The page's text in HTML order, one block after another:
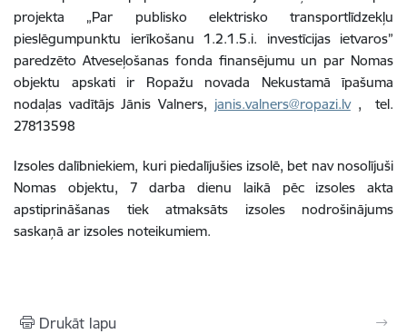
projekta „Par publisko elektrisko transportlīdzekļu
pieslēgumpunktu ierīkošanu 1.2.1.5.i. investīcijas ietvaros”
paredzēto Atveseļošanas fonda finansējumu un par Nomas
objektu apskati ir Ropažu novada Nekustamā īpašuma
nodaļas vadītājs Jānis Valners, janis.valners@ropazi.lv , tel.
27813598
Izsoles dalībniekiem, kuri piedalījušies izsolē, bet nav nosolījuši
Nomas objektu, 7 darba dienu laikā pēc izsoles akta
apstiprināšanas tiek atmaksāts izsoles nodrošinājums
saskaņā ar izsoles noteikumiem.
Drukāt lapu